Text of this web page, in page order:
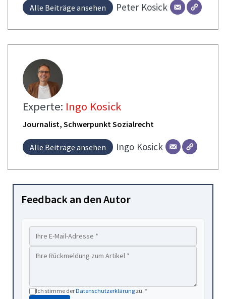
Alle Beiträge ansehen Peter Kosick
Experte: Ingo Kosick
Journalist, Schwerpunkt Sozialrecht
Alle Beiträge ansehen Ingo Kosick
Feedback an den Autor
Ich stimme derDatenschutzerklärung zu. *